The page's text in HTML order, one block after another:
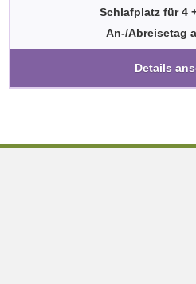
Schlafplatz für 4
An-/Abreisetag
Details